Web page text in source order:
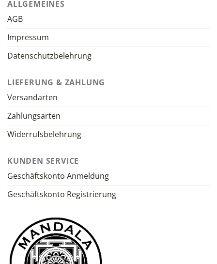
ALLGEMEINES
AGB
Impressum
Datenschutzbelehrung
LIEFERUNG & ZAHLUNG
Versandarten
Zahlungsarten
Widerrufsbelehrung
KUNDEN SERVICE
Geschäftskonto Anmeldung
Geschäftskonto Registrierung